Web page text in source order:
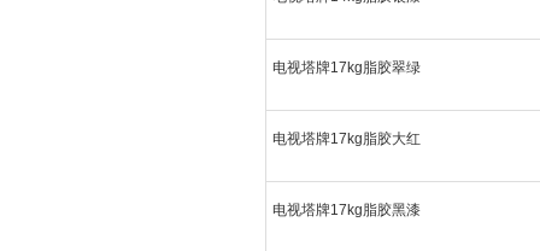
电视塔牌17kg脂胶翠绿
电视塔牌17kg脂胶大红
电视塔牌17kg脂胶黑漆